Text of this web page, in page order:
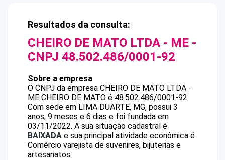
Resultados da consulta:
CHEIRO DE MATO LTDA - ME -
CNPJ 48.502.486/0001-92
Sobre a empresa
O CNPJ da empresa CHEIRO DE MATO LTDA -
ME CHEIRO DE MATO é 48.502.486/0001-92.
Com sede em LIMA DUARTE, MG, possui 3
anos, 9 meses e 6 dias e foi fundada em
03/11/2022. A sua situação cadastral é
BAIXADA e sua principal atividade econômica é
Comércio varejista de suvenires, bijuterias e
artesanatos.